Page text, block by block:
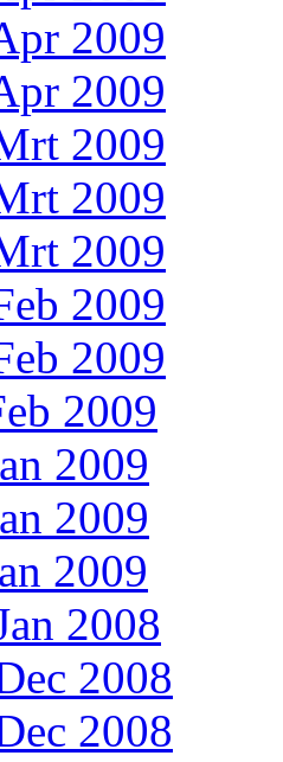
2009
2009
2009
2009
2009
2009
2009
2009
2009
2009
2009
2008
2008
2008